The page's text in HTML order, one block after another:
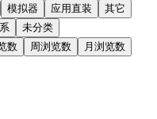
模拟器 应用直装
其它
未分类
数 周浏览数
月浏览数